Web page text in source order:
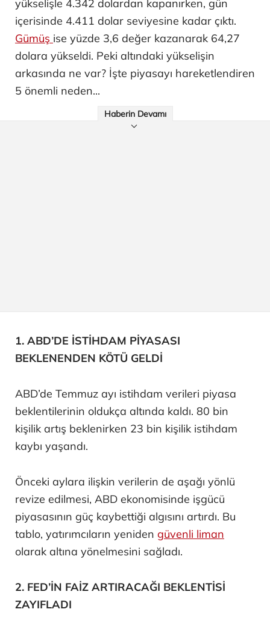
yükselişle 4.342 dolardan kapanırken, gün
içerisinde 4.411 dolar seviyesine kadar çıktı.
Gümüş ise yüzde 3,6 değer kazanarak 64,27
dolara yükseldi. Peki altındaki yükselişin
arkasında ne var? İşte piyasayı hareketlendiren
5 önemli neden...
Haberin Devamı
1. ABD’DE İSTİHDAM PİYASASI
BEKLENENDEN KÖTÜ GELDİ
ABD’de Temmuz ayı istihdam verileri piyasa
beklentilerinin oldukça altında kaldı. 80 bin
kişilik artış beklenirken 23 bin kişilik istihdam
kaybı yaşandı.
Önceki aylara ilişkin verilerin de aşağı yönlü
revize edilmesi, ABD ekonomisinde işgücü
piyasasının güç kaybettiği algısını artırdı. Bu
tablo, yatırımcıların yeniden güvenli liman
olarak altına yönelmesini sağladı.
2. FED’İN FAİZ ARTIRACAĞI BEKLENTİSİ
ZAYIFLADI